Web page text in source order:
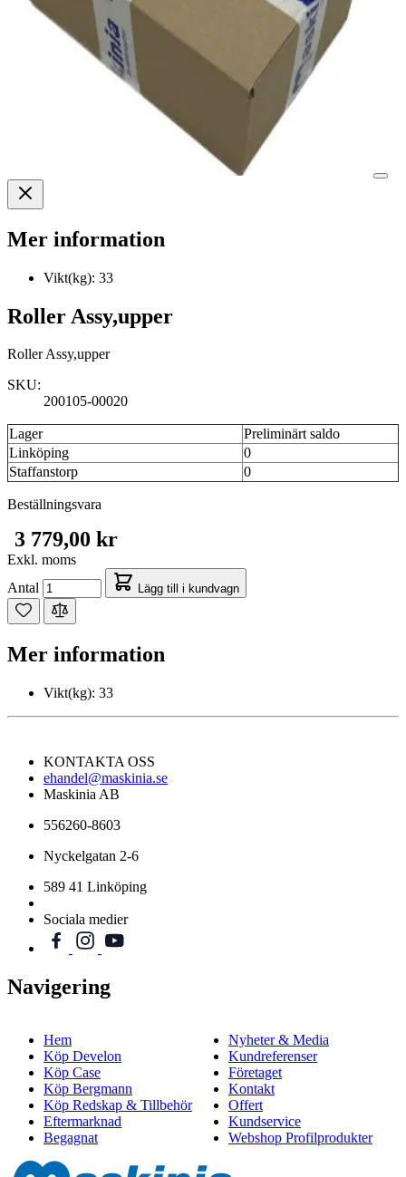
Mer information
Vikt(kg): 33
Roller Assy,upper
Roller Assy,upper
SKU:
200105-00020
Lager
Preliminärt saldo
Linköping
0
Staffanstorp
0
Beställningsvara
3 779,00 kr
Exkl. moms
Antal
Lägg till i kundvagn
Mer information
Vikt(kg): 33
KONTAKTA OSS
ehandel@maskinia.se
Maskinia AB
556260-8603
Nyckelgatan 2-6
589 41 Linköping
Sociala medier
Navigering
Hem
Köp Develon
Köp Case
Köp Bergmann
Köp Redskap & Tillbehör
Eftermarknad
Begagnat
Nyheter & Media
Kundreferenser
Företaget
Kontakt
Offert
Kundservice
Webshop Profilprodukter